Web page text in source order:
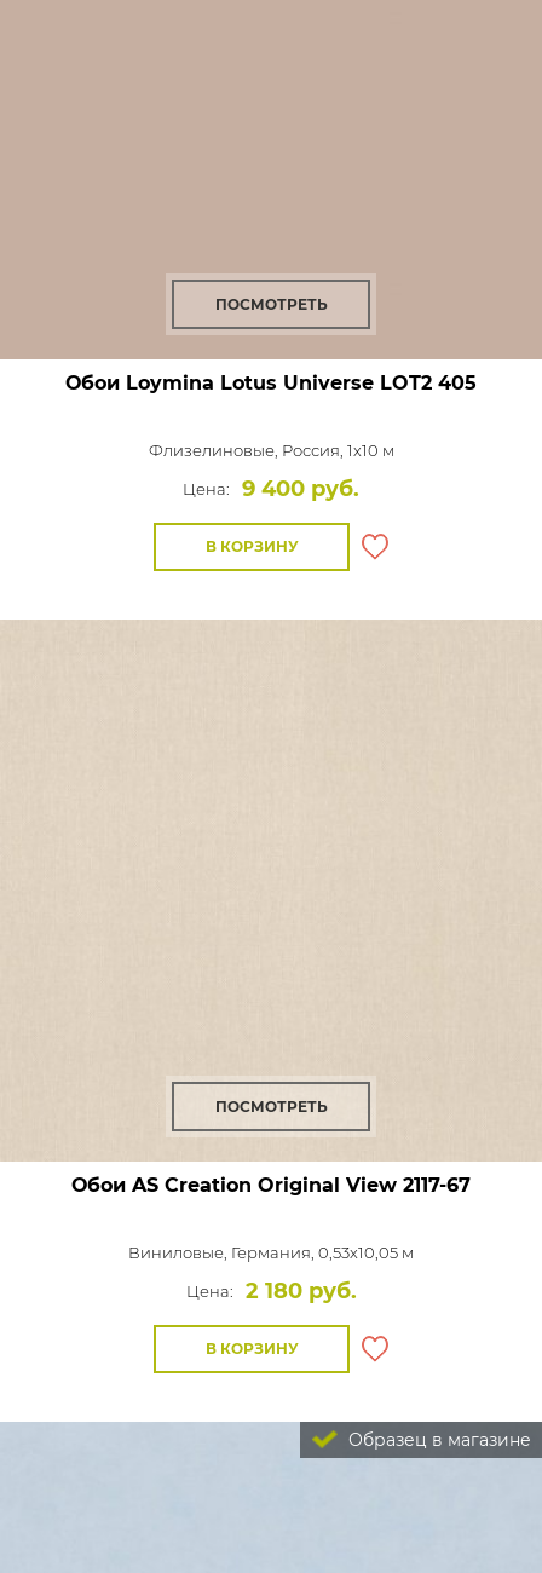
ПОСМОТРЕТЬ
Обои Loymina Lotus Universe LOT2 405
Флизелиновые, Россия, 1x10 м
Цена:
9 400 руб.
В КОРЗИНУ
ПОСМОТРЕТЬ
Обои AS Creation Original View 2117-67
Виниловые, Германия, 0,53x10,05 м
Цена:
2 180 руб.
В КОРЗИНУ
Образец в магазине